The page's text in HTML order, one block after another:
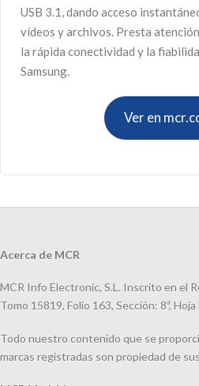
USB 3.1, dando acceso
vídeos y archivos. Presta
la rápida conectividad y la
Samsung.
Ver en
Acerca de MCR
MCR Info Electronic, S.L. Inscrito en el
Tomo 15819, Folio 163, Sección: 8ª,
Todo nuestro contenido que se
marcas registradas son propiedad de